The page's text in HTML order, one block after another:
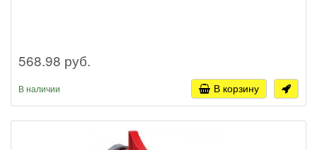
568.98 руб.
В наличии В корзину